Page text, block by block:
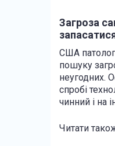
Загроза
США
пошуку
неугодних.
спробі
чинний і на
Читати